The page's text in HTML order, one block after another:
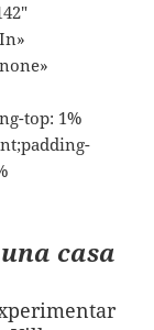
top: 1%
casa